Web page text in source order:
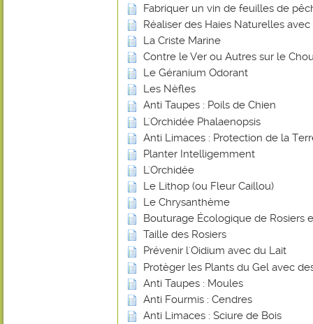
Fabriquer un vin de feuilles de
Réaliser des Haies Naturelles
La Criste Marine
Contre le Ver ou Autres sur le
Le Géranium Odorant
Les Nèfles
Anti Taupes : Poils de Chien
L'Orchidée Phalaenopsis
Anti Limaces : Protection de la
Planter Intelligemment
L'Orchidée
Le Lithop (ou Fleur Caillou)
Le Chrysanthème
Bouturage Écologique de Rosiers
Taille des Rosiers
Prévenir l'Oidium avec du Lait
Protèger les Plants du Gel avec
Anti Taupes : Moules
Anti Fourmis : Cendres
Anti Limaces : Sciure de Bois